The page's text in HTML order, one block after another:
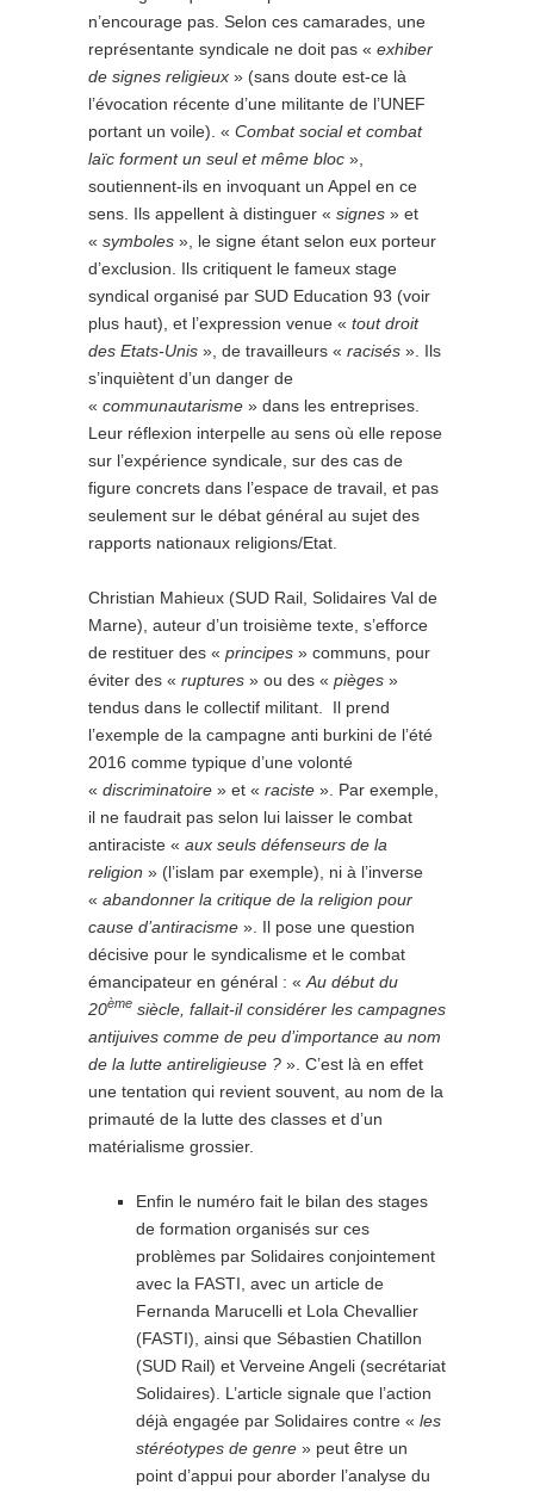
n’encourage pas. Selon ces camarades, une
représentante syndicale ne doit pas « exhiber
de signes religieux » (sans doute est-ce là
l’évocation récente d’une militante de l’UNEF
portant un voile). « Combat social et combat
laïc forment un seul et même bloc »,
soutiennent-ils en invoquant un Appel en ce
sens. Ils appellent à distinguer « signes » et
« symboles », le signe étant selon eux porteur
d’exclusion. Ils critiquent le fameux stage
syndical organisé par SUD Education 93 (voir
plus haut), et l’expression venue « tout droit
des Etats-Unis », de travailleurs « racisés ». Ils
s’inquiètent d’un danger de
« communautarisme » dans les entreprises.
Leur réflexion interpelle au sens où elle repose
sur l’expérience syndicale, sur des cas de
figure concrets dans l’espace de travail, et pas
seulement sur le débat général au sujet des
rapports nationaux religions/Etat.
Christian Mahieux (SUD Rail, Solidaires Val de
Marne), auteur d’un troisième texte, s’efforce
de restituer des « principes » communs, pour
éviter des « ruptures » ou des « pièges »
tendus dans le collectif militant. Il prend
l’exemple de la campagne anti burkini de l’été
2016 comme typique d’une volonté
« discriminatoire » et « raciste ». Par exemple,
il ne faudrait pas selon lui laisser le combat
antiraciste « aux seuls défenseurs de la
religion » (l’islam par exemple), ni à l’inverse
« abandonner la critique de la religion pour
cause d’antiracisme ». Il pose une question
décisive pour le syndicalisme et le combat
émancipateur en général : « Au début du
20ème siècle, fallait-il considérer les campagnes
antijuives comme de peu d’importance au nom
de la lutte antireligieuse ? ». C’est là en effet
une tentation qui revient souvent, au nom de la
primauté de la lutte des classes et d’un
matérialisme grossier.
Enfin le numéro fait le bilan des stages
de formation organisés sur ces
problèmes par Solidaires conjointement
avec la FASTI, avec un article de
Fernanda Marucelli et Lola Chevallier
(FASTI), ainsi que Sébastien Chatillon
(SUD Rail) et Verveine Angeli (secrétariat
Solidaires). L’article signale que l’action
déjà engagée par Solidaires contre « les
stéréotypes de genre » peut être un
point d’appui pour aborder l’analyse du